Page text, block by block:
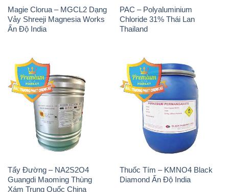
Magie Clorua – MGCL2 Dạng
Vảy Shreeji Magnesia Works
Ấn Độ India
PAC – Polyaluminium
Chloride 31% Thái Lan
Thailand
Tẩy Đường – NA2S2O4
Guangdi Maoming Thùng
Xám Trung Quốc China
Thuốc Tím – KMNO4 Black
Diamond Ấn Độ India